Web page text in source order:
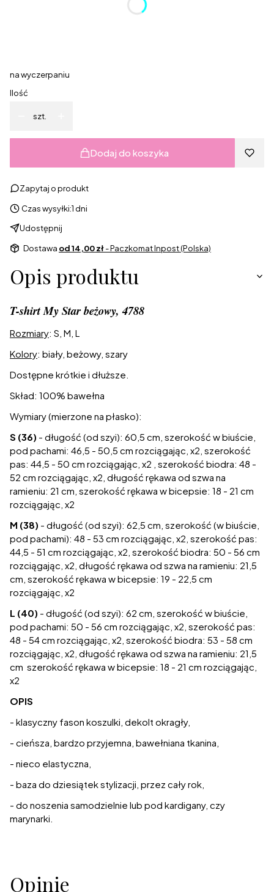
na wyczerpaniu
Ilość
szt.
Dodaj do koszyka
Zapytaj o produkt
Czas wysyłki:1 dni
Udostępnij
Dostawa od 14,00 zł- Paczkomat Inpost (Polska)
Opis produktu
T-shirt My Star beżowy, 4788
Rozmiary: S, M, L
Kolory: biały, beżowy, szary
Dostępne krótkie i dłuższe.
Skład: 100% bawełna
Wymiary (mierzone na płasko):
S (36) - długość (od szyi): 60,5 cm, szerokość w biuście,
pod pachami: 46,5 - 50,5 cm rozciągając, x2, szerokość
pas: 44,5 - 50 cm rozciągając, x2 , szerokość biodra: 48 -
52 cm rozciągając, x2, długość rękawa od szwa na
ramieniu: 21 cm, szerokość rękawa w bicepsie: 18 - 21 cm
rozciągając, x2
M (38) - długość (od szyi): 62,5 cm, szerokość (w biuście,
pod pachami): 48 - 53 cm rozciągając, x2, szerokość pas:
44,5 - 51 cm rozciągając, x2, szerokość biodra: 50 - 56 cm
rozciągając, x2, długość rękawa od szwa na ramieniu: 21,5
cm, szerokość rękawa w bicepsie: 19 - 22,5 cm
rozciągając, x2
L (40) - długość (od szyi): 62 cm, szerokość w biuście,
pod pachami: 50 - 56 cm rozciągając, x2, szerokość pas:
48 - 54 cm rozciągając, x2, szerokość biodra: 53 - 58 cm
rozciągając, x2, długość rękawa od szwa na ramieniu: 21,5
cm szerokość rękawa w bicepsie: 18 - 21 cm rozciągając,
x2
OPIS
- klasyczny fason koszulki, dekolt okragły,
- cieńsza, bardzo przyjemna, bawełniana tkanina,
- nieco elastyczna,
- baza do dziesiątek stylizacji, przez cały rok,
- do noszenia samodzielnie lub pod kardigany, czy
marynarki.
Opinie